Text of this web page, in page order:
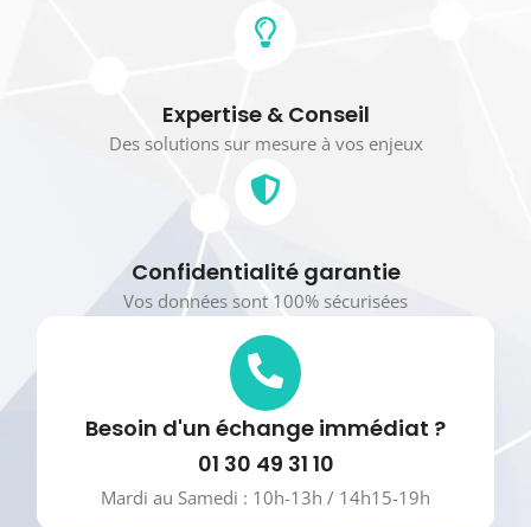
Expertise & Conseil
Des solutions sur mesure à vos enjeux
Confidentialité garantie
Vos données sont 100% sécurisées
Besoin d'un échange immédiat ?
01 30 49 31 10
Mardi au Samedi : 10h-13h / 14h15-19h